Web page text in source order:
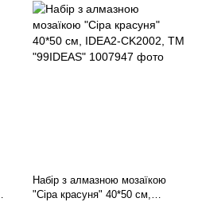
Набір з алмазною мозаїкою
"Сіра красуня" 40*50 см,